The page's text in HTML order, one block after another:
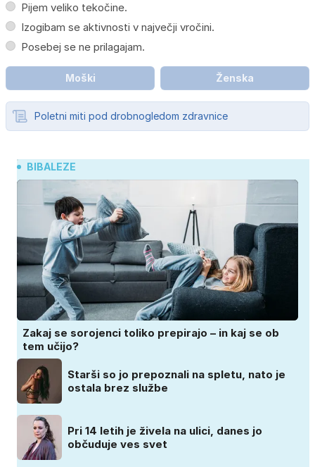
Pijem veliko tekočine.
Izogibam se aktivnosti v največji vročini.
Posebej se ne prilagajam.
Moški Ženska
Poletni miti pod drobnogledom zdravnice
BIBALEZE
Zakaj se sorojenci toliko prepirajo – in kaj se ob
tem učijo?
Starši so jo prepoznali na spletu, nato je
ostala brez službe
Pri 14 letih je živela na ulici, danes jo
občuduje ves svet